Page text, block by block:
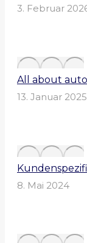
3. Februar
All about
13. Januar 2025
8. Mai 2024